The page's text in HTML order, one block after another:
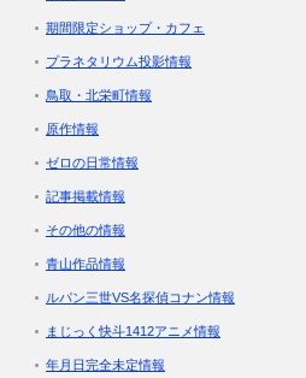
期間限定ショップ・カフェ
プラネタリウム投影情報
鳥取・北栄町情報
原作情報
ゼロの日常情報
記事掲載情報
その他の情報
青山作品情報
ルパン三世VS名探偵コナン情報
まじっく快斗1412アニメ情報
年月日完全未定情報